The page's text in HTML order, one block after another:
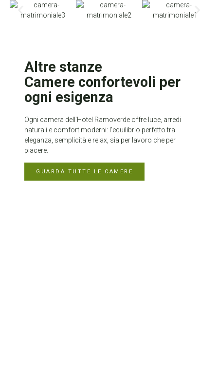
Altre stanze
Camere confortevoli per
ogni esigenza
Ogni camera dell’Hotel Ramoverde offre luce, arredi
naturali e comfort moderni: l’equilibrio perfetto tra
eleganza, semplicità e relax, sia per lavoro che per
piacere.
GUARDA TUTTE LE CAMERE